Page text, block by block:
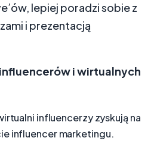
lepiej poradzi sobie z
i prezentacją
i wirtualnych
influencerzy zyskują na
influencer marketingu.